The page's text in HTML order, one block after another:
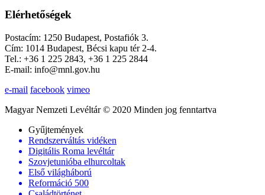
Elérhetőségek
Postacím: 1250 Budapest, Postafiók 3.
Cím: 1014 Budapest, Bécsi kapu tér 2-4.
Tel.: +36 1 225 2843, +36 1 225 2844
E-mail: info@mnl.gov.hu
e-mail facebook vimeo
Magyar Nemzeti Levéltár © 2020 Minden jog fenntartva
Gyűjtemények
Rendszerváltás vidéken
Digitális Roma levéltár
Szovjetunióba elhurcoltak
Első világháború
Reformáció 500